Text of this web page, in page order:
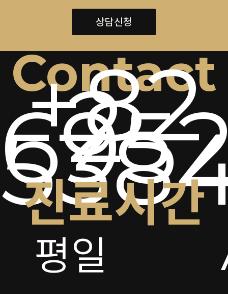
상담신청
Contact
+82
2-
진료시간
평일